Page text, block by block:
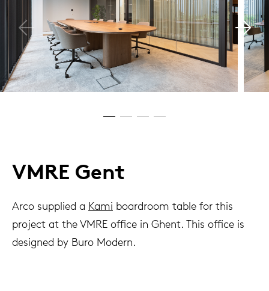
VMRE Gent
Arco supplied a Kami boardroom table for this
project at the VMRE office in Ghent. This office is
designed by Buro Modern.